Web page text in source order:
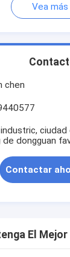
Vea más
chen
de dongguan
Contactar
El